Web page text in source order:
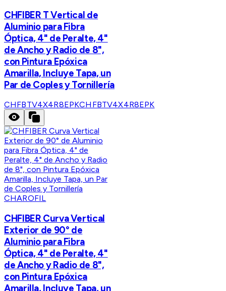
CHFIBER T Vertical de
Aluminio para Fibra
Óptica, 4" de Peralte, 4"
de Ancho y Radio de 8",
con Pintura Epóxica
Amarilla, Incluye Tapa, un
Par de Coples y Tornillería
CHFBTV4X4R8EPKCHFBTV4X4R8EPK
CHAROFIL
CHFIBER Curva Vertical
Exterior de 90° de
Aluminio para Fibra
Óptica, 4" de Peralte, 4"
de Ancho y Radio de 8",
con Pintura Epóxica
Amarilla, Incluye Tapa, un